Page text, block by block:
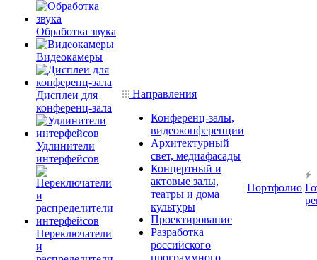
Обработка звука
Видеокамеры
Дисплеи для
конференц-зала
Удлинители
интерфейсов
Переключатели
и
Направления
Конференц-залы,
видеоконференции
Архитектурный
свет, медиафасады
Концертный и
актовые залы,
театры и дома
культуры
Проектирование
Разработка
российского
программного
Портфолио